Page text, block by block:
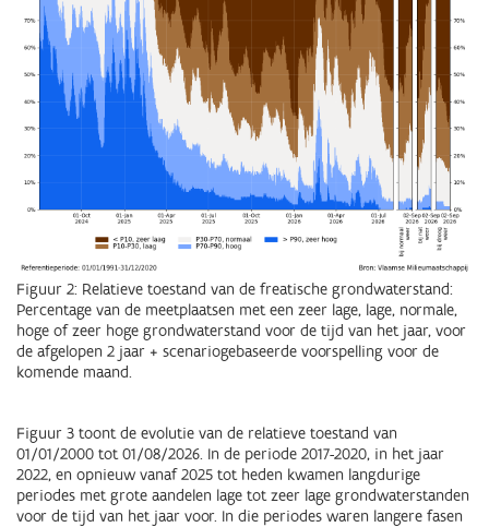
Figuur 2: Relatieve toestand van de freatische grondwaterstand:
Percentage van de meetplaatsen met een zeer lage, lage, normale,
hoge of zeer hoge grondwaterstand voor de tijd van het jaar, voor
de afgelopen 2 jaar + scenariogebaseerde voorspelling voor de
komende maand.
Figuur 3 toont de evolutie van de relatieve toestand van
01/01/2000 tot 01/08/2026. In de periode 2017-2020, in het jaar
2022, en opnieuw vanaf 2025 tot heden kwamen langdurige
periodes met grote aandelen lage tot zeer lage grondwaterstanden
voor de tijd van het jaar voor. In die periodes waren langere fasen